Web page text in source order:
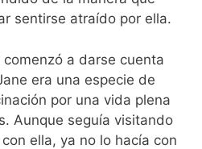
sentirse atraído por ella.
a darse cuenta
era una especie de
por una vida plena
Aunque seguía visitando
ella, ya no lo hacía con